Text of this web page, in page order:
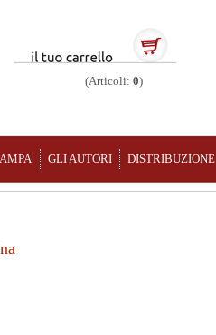
(Articoli: 0)
GLI AUTORI DISTRIBUZIONE